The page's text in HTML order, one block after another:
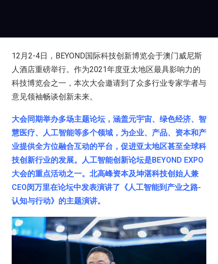
12月2-4日，BEYOND国际科技创新博览会于澳门威尼斯
人酒店重磅举行。作为2021年度亚太地区最具影响力的
科技博览会之一，本次大会邀请到了众多行业专家学者与
意见领袖畅谈创新未来。
大会同期举办多场主题论坛，涵盖元宇宙、绿色经济、智
慧医疗、人工智能等多个领域，为企业、产品、资本和产
业提供全方位融合互动的平台，促进亚太地区甚至全球科
技创新行业的发展。人工智能创新论坛是BEYOND EXPO
大会的重点活动之一。北高峰资本及坤湛科技创始人兼
CEO闵万里在论坛中发表演讲了《人工智能到产业之路-
认知与行动》的主题演讲。